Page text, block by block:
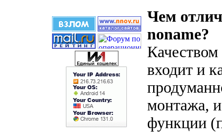
Чем
noname?
входит и
монтажа,
функции